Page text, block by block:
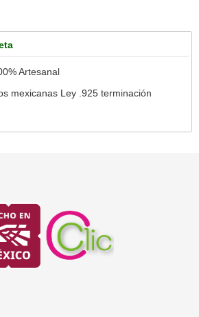
Artesanal
mexicanas Ley .925 terminación